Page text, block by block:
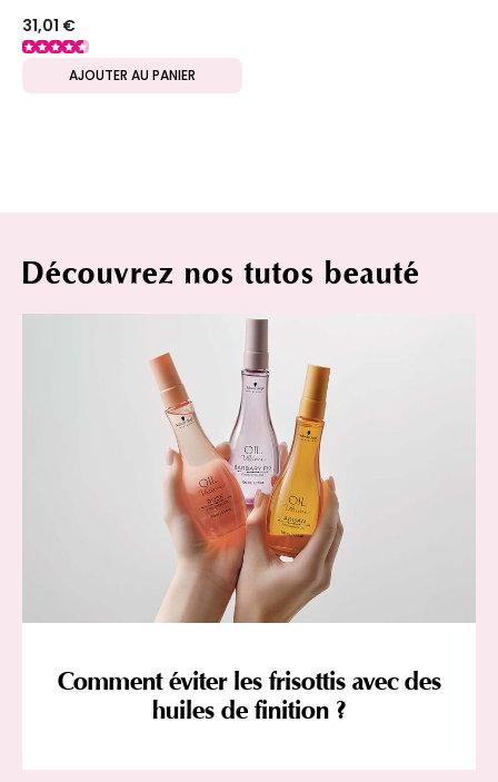
31,01 €
AJOUTER AU PANIER
Découvrez nos tutos beauté
Comment éviter les frisottis avec des
huiles de finition ?